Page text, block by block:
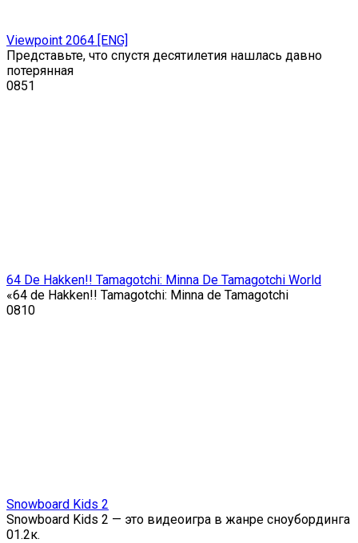
Viewpoint 2064 [ENG]
Представьте, что спустя десятилетия нашлась давно
потерянная
0851
64 De Hakken!! Tamagotchi: Minna De Tamagotchi World
«64 de Hakken!! Tamagotchi: Minna de Tamagotchi
0810
Snowboard Kids 2
Snowboard Kids 2 — это видеоигра в жанре сноубординга
01.2к.